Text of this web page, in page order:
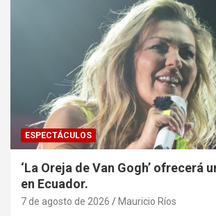
ESPECTÁCULOS
‘La Oreja de Van Gogh’ ofrecerá
en Ecuador.
7 de agosto de 2026 Mauricio Ríos